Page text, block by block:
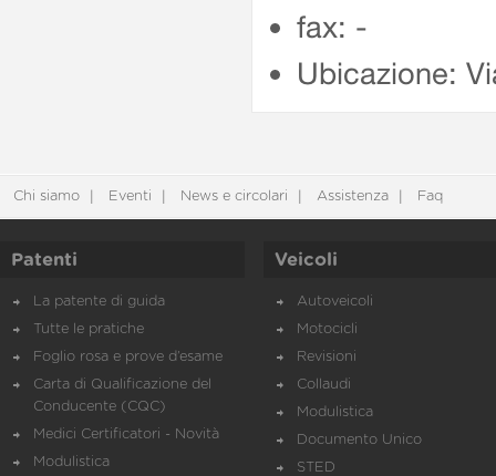
fax: -
Ubicazione:
Chi siamo Eventi News e circolari Assistenza Faq
Patenti
La patente di guida
Tutte le pratiche
Foglio rosa e prove d’esame
Carta di Qualificazione del
Conducente (CQC)
Medici Certificatori - Novità
Modulistica
Veicoli
Autoveicoli
Motocicli
Revisioni
Collaudi
Modulistica
Documento Unico
STED